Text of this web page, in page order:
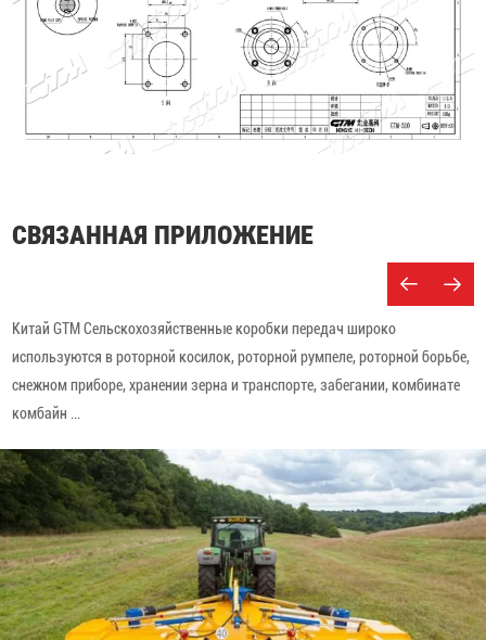
СВЯЗАННАЯ ПРИЛОЖЕНИЕ
Китай GTM Сельскохозяйственные коробки передач широко
используются в роторной косилок, роторной румпеле, роторной борьбе,
снежном приборе, хранении зерна и транспорте, забегании, комбинате
комбайн ...